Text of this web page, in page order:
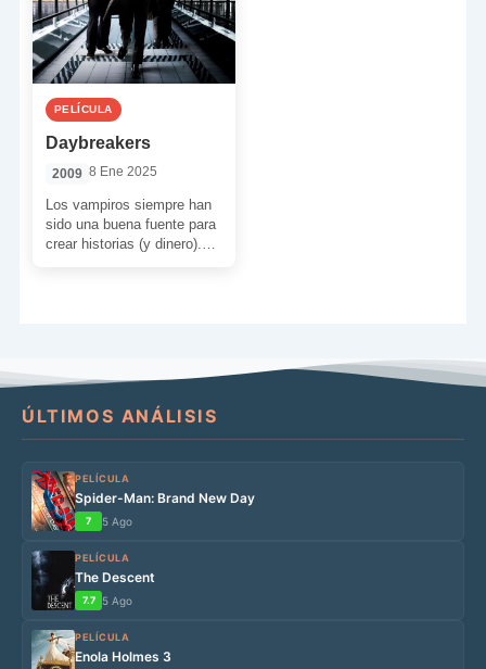
PELÍCULA
Daybreakers
2009 8 Ene 2025
Los vampiros siempre han
sido una buena fuente para
crear historias (y dinero).
ÚLTIMOS ANÁLISIS
PELÍCULA
Spider-Man: Brand New Day
7 5 Ago
PELÍCULA
The Descent
7.7 5 Ago
PELÍCULA
Enola Holmes 3